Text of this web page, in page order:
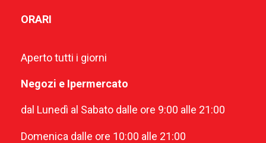
ORARI
Aperto tutti i giorni
Negozi e Ipermercato
dal Lunedì al Sabato dalle ore 9:00 alle 21:00
Domenica dalle ore 10:00 alle 21:00